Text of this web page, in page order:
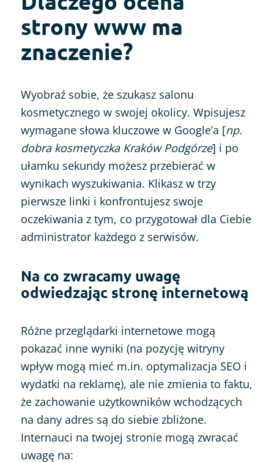
strony www ma
znaczenie?
Wyobraź sobie, że szukasz salonu
kosmetycznego w swojej okolicy. Wpisujesz
wymagane słowa kluczowe w Google’a [np.
dobra kosmetyczka Kraków Podgórze] i po
ułamku sekundy możesz przebierać w
wynikach wyszukiwania. Klikasz w trzy
pierwsze linki i konfrontujesz swoje
oczekiwania z tym, co przygotował dla Ciebie
administrator każdego z serwisów.
Na co zwracamy uwagę
odwiedzając stronę internetową
Różne przeglądarki internetowe mogą
pokazać inne wyniki (na pozycję witryny
wpływ mogą mieć m.in. optymalizacja SEO i
wydatki na reklamę), ale nie zmienia to faktu,
że zachowanie użytkowników wchodzących
na dany adres są do siebie zbliżone.
Internauci na twojej stronie mogą zwracać
uwagę na: